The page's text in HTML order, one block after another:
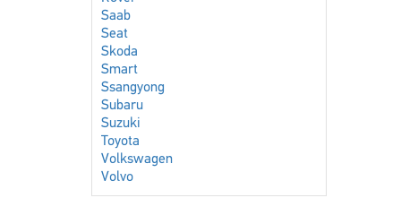
Saab
Seat
Skoda
Smart
Ssangyong
Subaru
Suzuki
Toyota
Volkswagen
Volvo